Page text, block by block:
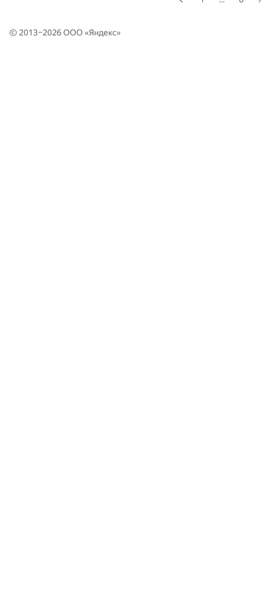
© 2013–2026 ООО «Яндекс»